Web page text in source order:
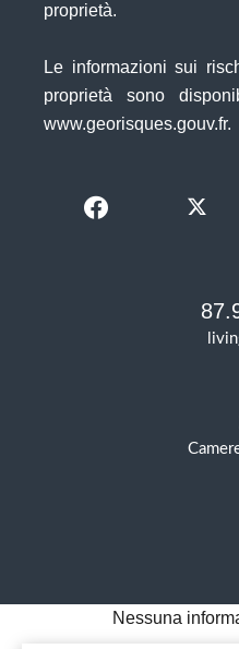
proprietà.
Le informazioni sui
proprietà sono
www.georisques.gouv.fr.
Nessuna